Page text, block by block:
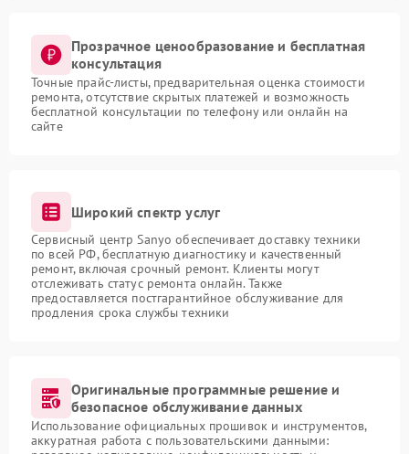
Прозрачное ценообразование и бесплатная
консультация
Точные прайс-листы, предварительная оценка стоимости
ремонта, отсутствие скрытых платежей и возможность
бесплатной консультации по телефону или онлайн на
сайте
Широкий спектр услуг
Сервисный центр Sanyo обеспечивает доставку техники
по всей РФ, бесплатную диагностику и качественный
ремонт, включая срочный ремонт. Клиенты могут
отслеживать статус ремонта онлайн. Также
предоставляется постгарантийное обслуживание для
продления срока службы техники
Оригинальные программные решение и
безопасное обслуживание данных
Использование официальных прошивок и инструментов,
аккуратная работа с пользовательскими данными: